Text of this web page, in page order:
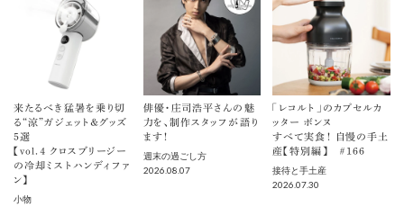
来たるべき猛暑を乗り切
る“涼”ガジェット＆グッズ
5選
【vol.４ クロスブリージー
の冷却ミストハンディファ
ン】
小物
俳優・庄司浩平さんの魅
力を、制作スタッフが語り
ます！
週末の過ごし方
2026.08.07
「レコルト」のカプセルカ
ッター ボンヌ
すべて実食！ 自慢の手土
産【特別編】 ＃166
接待と手土産
2026.07.30